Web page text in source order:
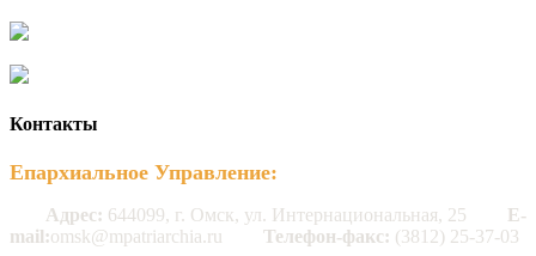
Контакты
Епархиальное Управление:
Адрес: 644099, г. Омск, ул. Интернациональная, 25
E-
mail:omsk@mpatriarchia.ru Телефон-факс: (3812) 25-37-03